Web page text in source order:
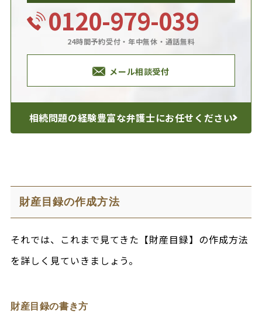
0120-979-039
24時間予約受付・年中無休・通話無料
メール相談受付
相続問題の経験豊富な弁護士にお任せください
財産目録の作成方法
それでは、これまで見てきた【財産目録】の作成方法
を詳しく見ていきましょう。
財産目録の書き方